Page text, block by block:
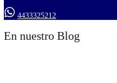
4433325212
En nuestro Blog